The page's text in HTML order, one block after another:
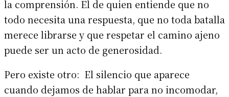
la comprensión. El de quien entiende que no
todo necesita una respuesta, que no toda batalla
merece librarse y que respetar el camino ajeno
puede ser un acto de generosidad.
Pero existe otro: El silencio que aparece
cuando dejamos de hablar para no incomodar,